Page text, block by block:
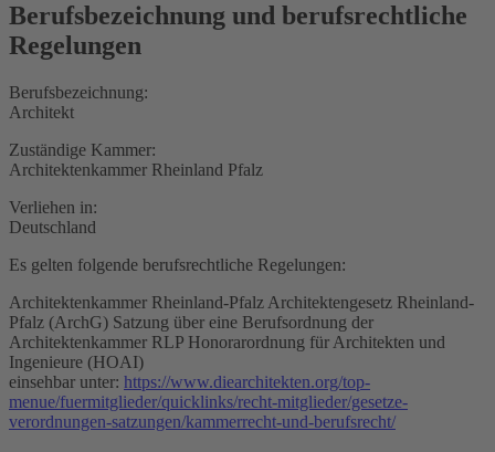
Berufsbezeichnung und berufsrechtliche
Regelungen
Berufsbezeichnung:
Architekt
Zuständige Kammer:
Architektenkammer Rheinland Pfalz
Verliehen in:
Deutschland
Es gelten folgende berufsrechtliche Regelungen:
Architektenkammer Rheinland-Pfalz Architektengesetz Rheinland-
Pfalz (ArchG) Satzung über eine Berufsordnung der
Architektenkammer RLP Honorarordnung für Architekten und
Ingenieure (HOAI)
einsehbar unter: https://www.diearchitekten.org/top-
menue/fuermitglieder/quicklinks/recht-mitglieder/gesetze-
verordnungen-satzungen/kammerrecht-und-berufsrecht/